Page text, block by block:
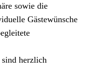
sowie die
Gästewünsche
herzlich